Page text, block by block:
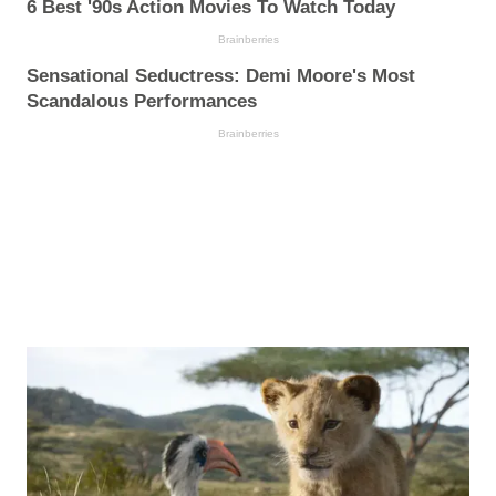
6 Best '90s Action Movies To Watch Today
Brainberries
Sensational Seductress: Demi Moore's Most
Scandalous Performances
Brainberries